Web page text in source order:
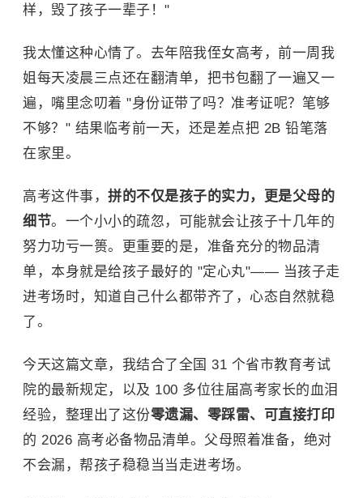
样，毁了孩子一辈子！"
我太懂这种心情了。去年陪我侄女高考，前一周我
姐每天凌晨三点还在翻清单，把书包翻了一遍又一
遍，嘴里念叨着 "身份证带了吗？准考证呢？笔够
不够？" 结果临考前一天，还是差点把 2B 铅笔落
在家里。
高考这件事， 拼的不仅是孩子的实力，更是父母的
细节。一个小小的疏忽，可能就会让孩子十几年的
努力功亏一篑。更重要的是，准备充分的物品清
单，本身就是给孩子最好的 "定心丸"—— 当孩子走
进考场时，知道自己什么都带齐了，心态自然就稳
了。
今天这篇文章，我结合了全国 31 个省市教育考试
院的最新规定，以及 100 多位往届高考家长的血泪
经验，整理出了这份零遗漏、零踩雷、可直接打印
的 2026 高考必备物品清单。父母照着准备，绝对
不会漏，帮孩子稳稳当当走进考场。